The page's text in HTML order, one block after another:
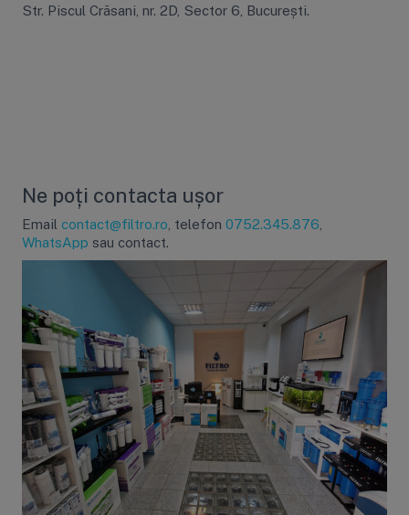
Str. Piscul Crăsani, nr. 2D, Sector 6, București.
Ne poți contacta ușor
Email contact@filtro.ro , telefon 0752.345.876
WhatsApp sau contact.